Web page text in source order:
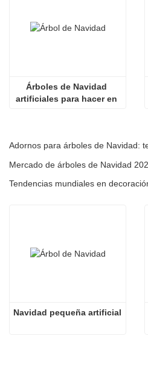
Árboles de Navidad
artificiales para hacer en
Navidad pequeña artificial